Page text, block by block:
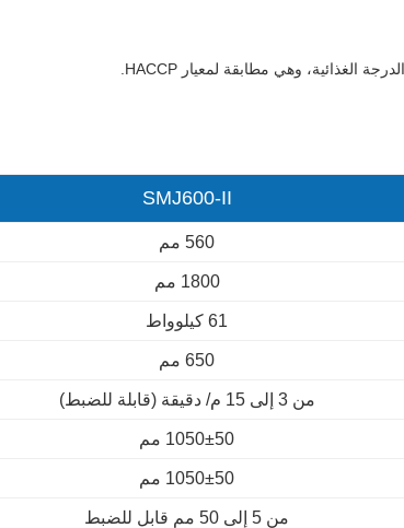
SMJ600-II
560 مم
1800 مم
61 كيلوواط
650 مم
من 3 إلى 15 م/ دقيقة (قابلة للضبط)
1050±50 مم
1050±50 مم
من 5 إلى 50 مم قابل للضبط